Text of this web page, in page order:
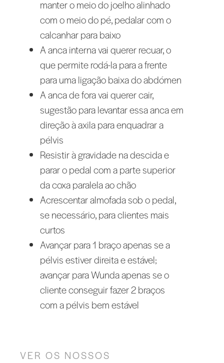
manter o meio do joelho alinhado
com o meio do pé, pedalar com o
calcanhar para baixo
A anca interna vai querer recuar, o
que permite rodá-la para a frente
para uma ligação baixa do abdómen
A anca de fora vai querer cair,
sugestão para levantar essa anca em
direção à axila para enquadrar a
pélvis
Resistir à gravidade na descida e
parar o pedal com a parte superior
da coxa paralela ao chão
Acrescentar almofada sob o pedal,
se necessário, para clientes mais
curtos
Avançar para 1 braço apenas se a
pélvis estiver direita e estável;
avançar para Wunda apenas se o
cliente conseguir fazer 2 braços
com a pélvis bem estável
VER OS NOSSOS